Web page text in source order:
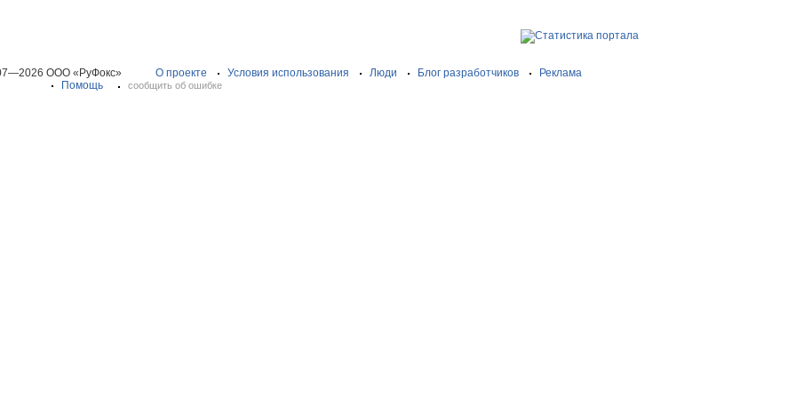
ООО «РуФокс» О проекте Условия использования Люди Блог разработчиков
Реклама
Помощь
сообщить об ошибке